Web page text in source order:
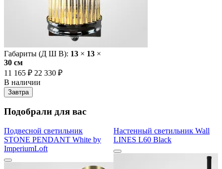
Габариты (Д Ш В): 13 × 13 ×
30 cм
11 165 ₽ 22 330 ₽
В наличии
Завтра
Подобрали для вас
Подвесной светильник
STONE PENDANT White by
ImperiumLoft
Настенный светильник Wall
LINES L60 Black